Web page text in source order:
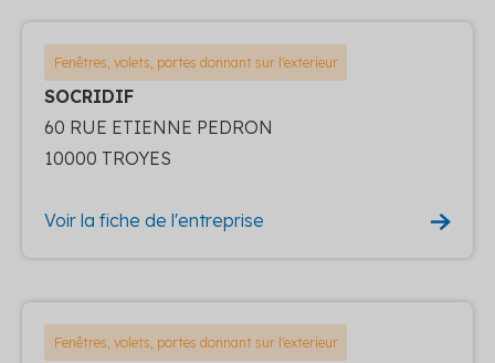
Fenêtres, volets, portes donnant sur l'exterieur
SOCRIDIF
60 RUE ETIENNE PEDRON
10000 TROYES
Voir la fiche de l'entreprise
Fenêtres, volets, portes donnant sur l'exterieur